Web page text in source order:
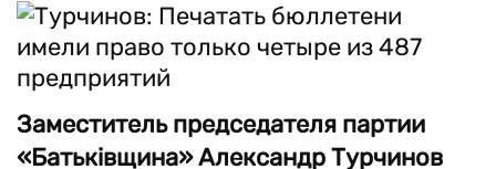
Заместитель председателя партии
«Батьківщина» Александр Турчинов